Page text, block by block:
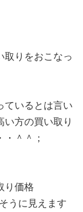
取りをおこなっ
ているとは言い
い方の買い取り
＾＾；
り価格
うに見えます